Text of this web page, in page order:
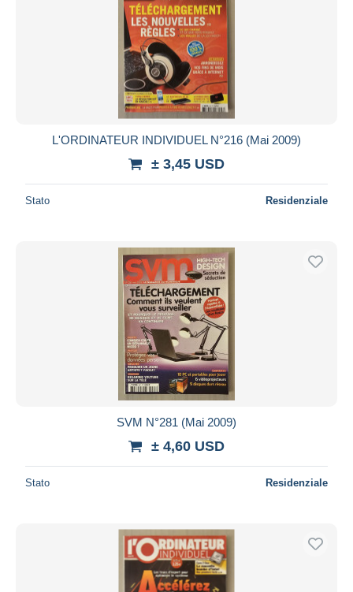
L'ORDINATEUR INDIVIDUEL N°216 (Mai 2009)
± 3,45 USD
Stato Residenziale
SVM N°281 (Mai 2009)
± 4,60 USD
Stato Residenziale